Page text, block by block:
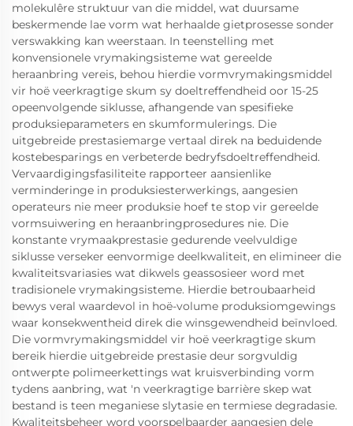
molekulêre struktuur van die middel, wat duursame
beskermende lae vorm wat herhaalde gietprosesse sonder
verswakking kan weerstaan. In teenstelling met
konvensionele vrymakingsisteme wat gereelde
heraanbring vereis, behou hierdie vormvrymakingsmiddel
vir hoë veerkragtige skum sy doeltreffendheid oor 15-25
opeenvolgende siklusse, afhangende van spesifieke
produksieparameters en skumformulerings. Die
uitgebreide prestasiemarge vertaal direk na beduidende
kostebesparings en verbeterde bedryfsdoeltreffendheid.
Vervaardigingsfasiliteite rapporteer aansienlike
verminderinge in produksiesterwerkings, aangesien
operateurs nie meer produksie hoef te stop vir gereelde
vormsuiwering en heraanbringprosedures nie. Die
konstante vrymaakprestasie gedurende veelvuldige
siklusse verseker eenvormige deelkwaliteit, en elimineer die
kwaliteitsvariasies wat dikwels geassosieer word met
tradisionele vrymakingsisteme. Hierdie betroubaarheid
bewys veral waardevol in hoë-volume produksiomgewings
waar konsekwentheid direk die winsgewendheid beïnvloed.
Die vormvrymakingsmiddel vir hoë veerkragtige skum
bereik hierdie uitgebreide prestasie deur sorgvuldig
ontwerpte polimeerkettings wat kruisverbinding vorm
tydens aanbring, wat 'n veerkragtige barrière skep wat
bestand is teen meganiese slytasie en termiese degradasie.
Kwaliteitsbeheer word voorspelbaarder aangesien dele